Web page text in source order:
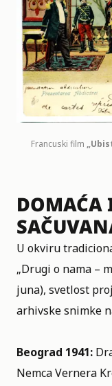
Francuski film
DOMAĆA
U okviru
„Drugi o nama –
juna), svetlost
arhivske snimke
Beograd 1941:
Nemca Vernera